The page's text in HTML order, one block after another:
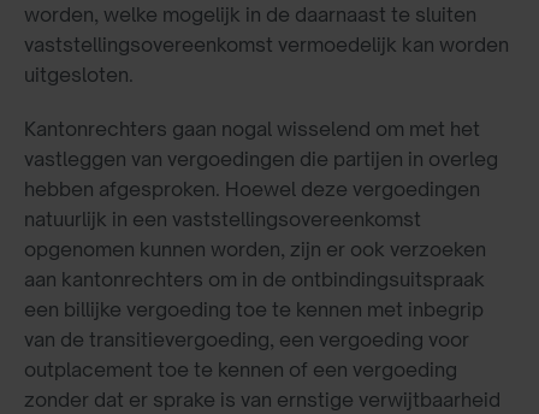
worden, welke mogelijk in de daarnaast te sluiten
vaststellingsovereenkomst vermoedelijk kan worden
uitgesloten.
Kantonrechters gaan nogal wisselend om met het
vastleggen van vergoedingen die partijen in overleg
hebben afgesproken. Hoewel deze vergoedingen
natuurlijk in een vaststellingsovereenkomst
opgenomen kunnen worden, zijn er ook verzoeken
aan kantonrechters om in de ontbindingsuitspraak
een billijke vergoeding toe te kennen met inbegrip
van de transitievergoeding, een vergoeding voor
outplacement toe te kennen of een vergoeding
zonder dat er sprake is van ernstige verwijtbaarheid